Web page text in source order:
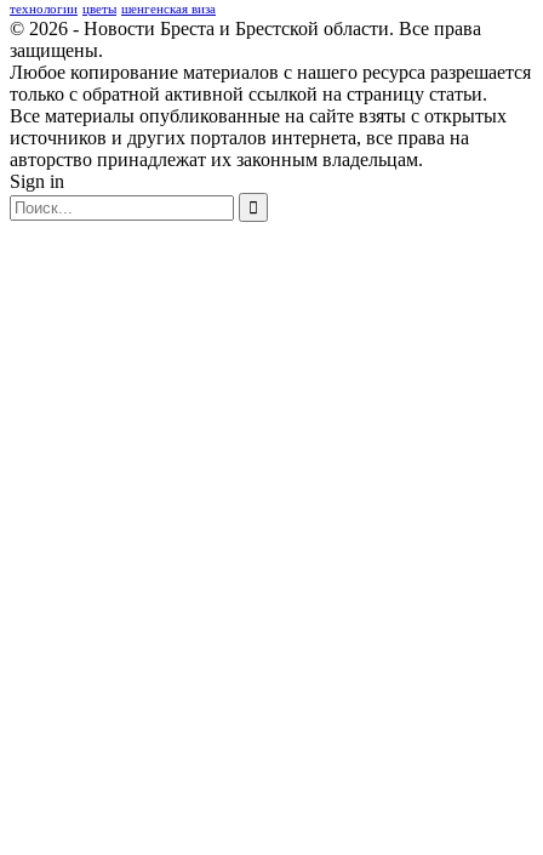
технологии цветы шенгенская виза
© 2026 - Новости Бреста и Брестской области. Все права
защищены.
Любое копирование материалов с нашего ресурса разрешается
только с обратной активной ссылкой на страницу статьи.
Все материалы опубликованные на сайте взяты с открытых
источников и других порталов интернета, все права на
авторство принадлежат их законным владельцам.
Sign in